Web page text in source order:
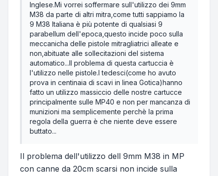
Inglese.Mi vorrei soffermare sull'utilizzo dei 9mm
M38 da parte di altri mitra,come tutti sappiamo la
9 M38 Italiana è più potente di qualsiasi 9
parabellum dell'epoca,questo incide poco sulla
meccanicha delle pistole mitragliatrici alleate e
non,abituate alle sollecitazioni del sistema
automatico...Il problema di questa cartuccia è
l'utilizzo nelle pistole.I tedesci(come ho avuto
prova in centinaia di scavi in linea Gotica)hanno
fatto un utilizzo massiccio delle nostre cartucce
principalmente sulle MP40 e non per mancanza di
munizioni ma semplicemente perchè la prima
regola della guerra è che niente deve essere
buttato...
Il problema dell'utilizzo dell 9mm M38 in MP
con canne da 20cm scarsi non incide sulla